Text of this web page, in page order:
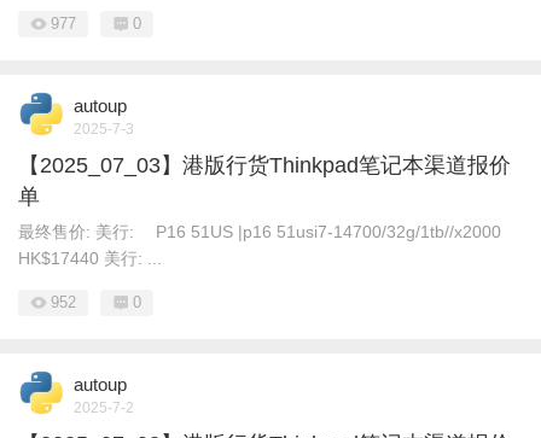
977 0
autoup
2025-7-3
【2025_07_03】港版行货Thinkpad笔记本渠道报价
单
最终售价: 美行: P16 51US |p16 51usi7-14700/32g/1tb//x2000
HK$17440 美行: ...
952 0
autoup
2025-7-2